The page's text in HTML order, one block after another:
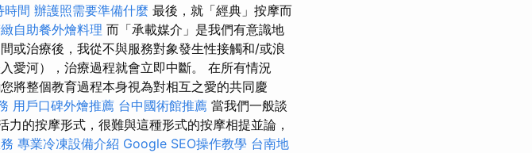
時間 辦護照需要準備什麼 最後，就「經典」按摩而
自助餐外燴料理 而「承載媒介」是我們有意識地
或治療後，我從不與服務對象發生性接觸和/或浪
愛河），治療過程就會立即中斷。 在所有情況
將整個教育過程本身視為對相互之愛的共同慶
用戶口碑外燴推薦 台中國術館推薦 當我們一般談
的按摩形式，很難與這種形式的按摩相提並論，
專業冷凍設備介紹 Google SEO操作教學 台南地